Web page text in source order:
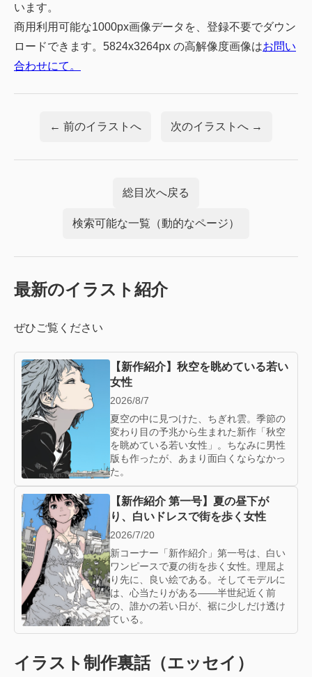
います。
商用利用可能な1000px画像データを、登録不要でダウン
ロードできます。5824x3264px の高解像度画像はお問い
合わせにて。
← 前のイラストへ 次のイラストへ →
総目次へ戻る
検索可能な一覧（動的なページ）
最新のイラスト紹介
ぜひご覧ください
【新作紹介】秋空を眺めている若い
女性
2026/8/7
夏空の中に見つけた、ちぎれ雲。季節の
変わり目の予兆から生まれた新作「秋空
を眺めている若い女性」。ちなみに男性
版も作ったが、あまり面白くならなかっ
た。
【新作紹介 第一号】夏の昼下が
り、白いドレスで街を歩く女性
2026/7/20
新コーナー「新作紹介」第一号は、白い
ワンピースで夏の街を歩く女性。理屈よ
り先に、良い絵である。そしてモデルに
は、心当たりがある——半世紀近く前
の、誰かの若い日が、裾に少しだけ透け
ている。
イラスト制作裏話（エッセイ）